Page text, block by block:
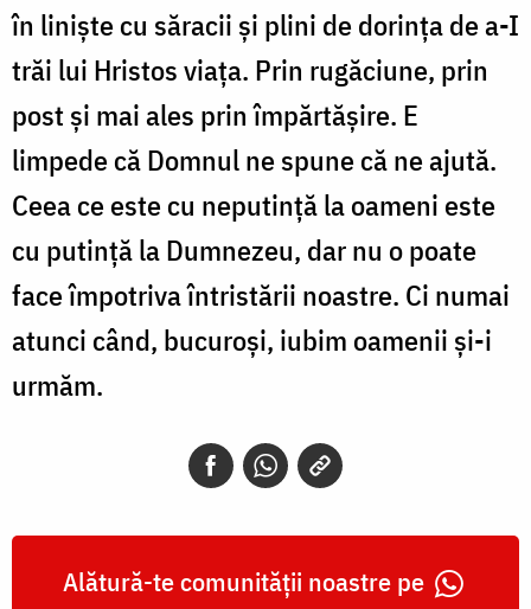
în liniște cu săracii și plini de dorința de a-I
trăi lui Hristos viața. Prin rugăciune, prin
post și mai ales prin împărtășire. E
limpede că Domnul ne spune că ne ajută.
Ceea ce este cu neputință la oameni este
cu putință la Dumnezeu, dar nu o poate
face împotriva întristării noastre. Ci numai
atunci când, bucuroși, iubim oamenii și-i
urmăm.
Alătură-te comunității noastre pe